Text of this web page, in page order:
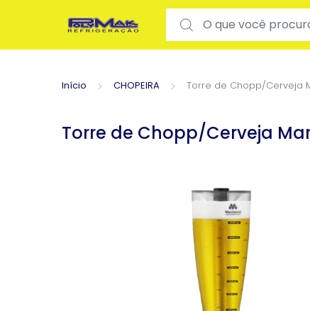
Search for:
Início CHOPEIRA Torre de Chopp/Cerveja
Torre de Chopp/Cerveja